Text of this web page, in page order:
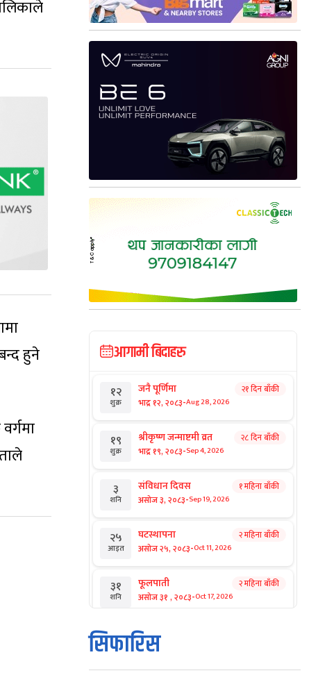
हुने
आगामी बिदाहरु
१२
शुक्र
जनै पूर्णिमा
भाद्र १२, २०८३-Aug 28, 2026
२१ दिन बाँकी
१९
शुक्र
श्रीकृष्ण जन्माष्टमी व्रत
भाद्र १९, २०८३-Sep 4, 2026
२८ दिन बाँकी
३
शनि
संविधान दिवस
असोज ३, २०८३-Sep 19, 2026
१ महिना बाँकी
२५
आइत
घटस्थापना
असोज २५, २०८३-Oct 11, 2026
२ महिना बाँकी
३१
शनि
फूलपाती
असोज ३१ , २०८३-Oct 17, 2026
२ महिना बाँकी
१
आइत
कार्तिक सङ्क्रान्ति
कार्तिक १, २०८३
सिफारिस